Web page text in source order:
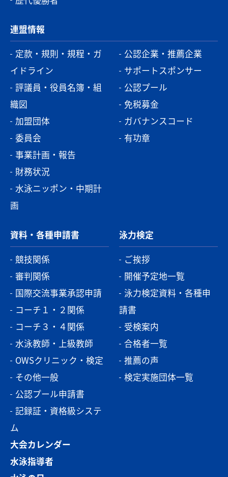
連盟情報
定款・規則・規程・ガ
イドライン
評議員・役員名簿・組
織図
加盟団体
委員会
事業計画・報告
財務状況
水泳ニッポン・中期計
画
公認企業・推薦企業
サポートスポンサー
公認プール
免税募金
ガバナンスコード
有功章
資料・各種申請書
競技関係
審判関係
国際交流事業承認申請
コーチ１・２関係
コーチ３・４関係
水泳教師・上級教師
OWSクリニック・検定
その他一般
公認プール申請書
記録証・資格級システ
ム
泳力検定
ご挨拶
開催予定地一覧
泳力検定資料・各種申
請書
受検案内
合格者一覧
推薦の声
検定実施団体一覧
大会カレンダー
水泳指導者